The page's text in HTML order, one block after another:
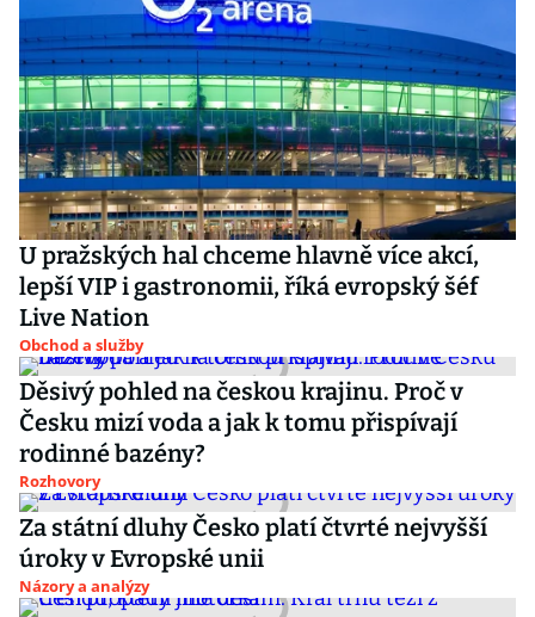
U pražských hal chceme hlavně více akcí,
lepší VIP i gastronomii, říká evropský šéf
Live Nation
Obchod a služby
Děsivý pohled na českou krajinu. Proč v
Česku mizí voda a jak k tomu přispívají
rodinné bazény?
Rozhovory
Za státní dluhy Česko platí čtvrté nejvyšší
úroky v Evropské unii
Názory a analýzy